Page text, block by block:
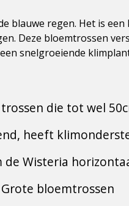
blauwe regen. Het is
Deze bloemtrossen
snelgroeiende
die tot wel
heeft
Wisteria
Grote bloemtrossen